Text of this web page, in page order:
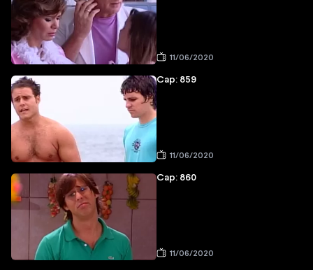
11/06/2020
Cap: 859
11/06/2020
Cap: 860
11/06/2020